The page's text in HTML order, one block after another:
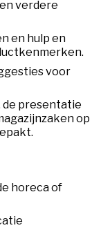
verdere
en hulp en
voor
de presentatie
op
horeca of